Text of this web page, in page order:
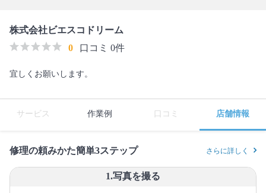
株式会社ビエスコドリーム
0
口コミ 0件
宜しくお願いします。
サービス 作業例 口コミ 店舗情報
修理の頼みかた簡単3ステップ さらに詳しく
1.写真を撮る